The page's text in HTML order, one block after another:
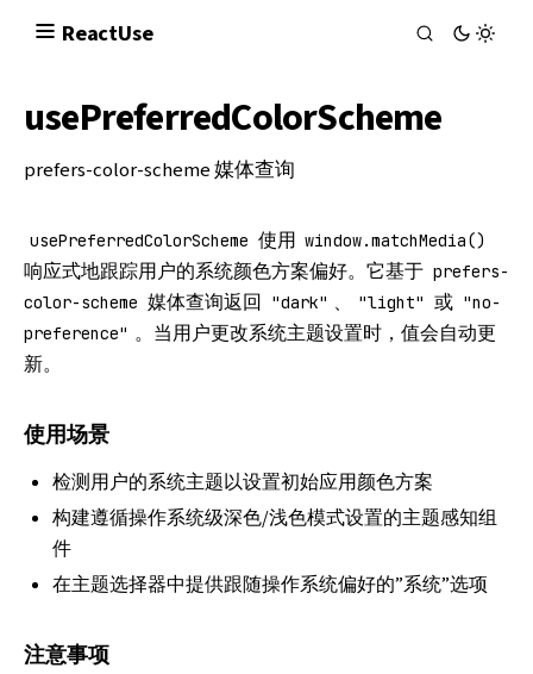
ReactUse
usePreferredColorScheme
prefers-color-scheme媒体查询
usePreferredColorScheme 使用 window.matchMedia()
响应式地跟踪用户的系统颜色方案偏好。它基于 prefers-
color-scheme 媒体查询返回 "dark" 、 "light" 或 "no-
preference" 。当用户更改系统主题设置时，值会自动更
新。
使用场景
检测用户的系统主题以设置初始应用颜色方案
构建遵循操作系统级深色/浅色模式设置的主题感知组
件
在主题选择器中提供跟随操作系统偏好的”系统”选项
注意事项